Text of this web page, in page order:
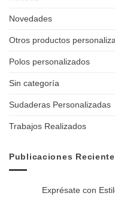
Novedades
Otros productos
Polos personalizados
Sin categoría
Sudaderas Personalizadas
Trabajos Realizados
Publicaciones
Exprésate con